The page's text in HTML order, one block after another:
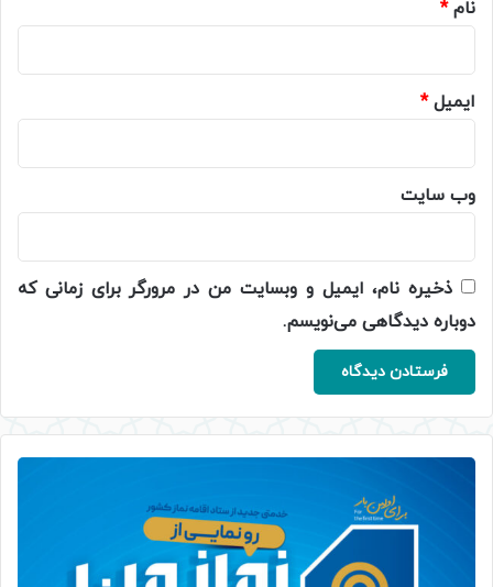
نام*
ایمیل*
وب‌ سایت
ذخیره نام، ایمیل و وبسایت من در مرورگر برای زمانی که
دوباره دیدگاهی می‌نویسم.